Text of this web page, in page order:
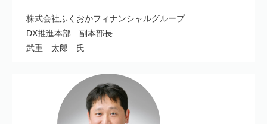
株式会社ふくおかフィナンシャルグループ
DX推進本部 副本部長
武重 太郎 氏